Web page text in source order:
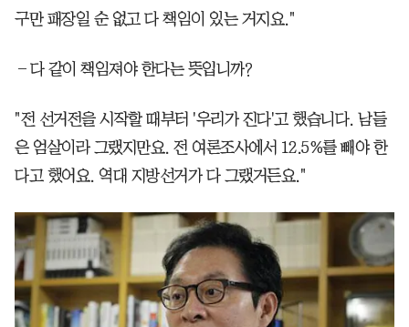
구만 패장일 순 없고 다 책임이 있는 거지요."
―다 같이 책임져야 한다는 뜻입니까?
"전 선거전을 시작할 때부터 '우리가 진다'고 했습니다. 남들
은 엄살이라 그랬지만요. 전 여론조사에서 12.5%를 빼야 한
다고 했어요. 역대 지방선거가 다 그랬거든요."